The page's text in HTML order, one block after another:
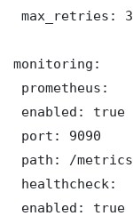
max_retries: 3
monitoring:
prometheus:
enabled: true
port: 9090
path: /metrics
healthcheck:
enabled: true